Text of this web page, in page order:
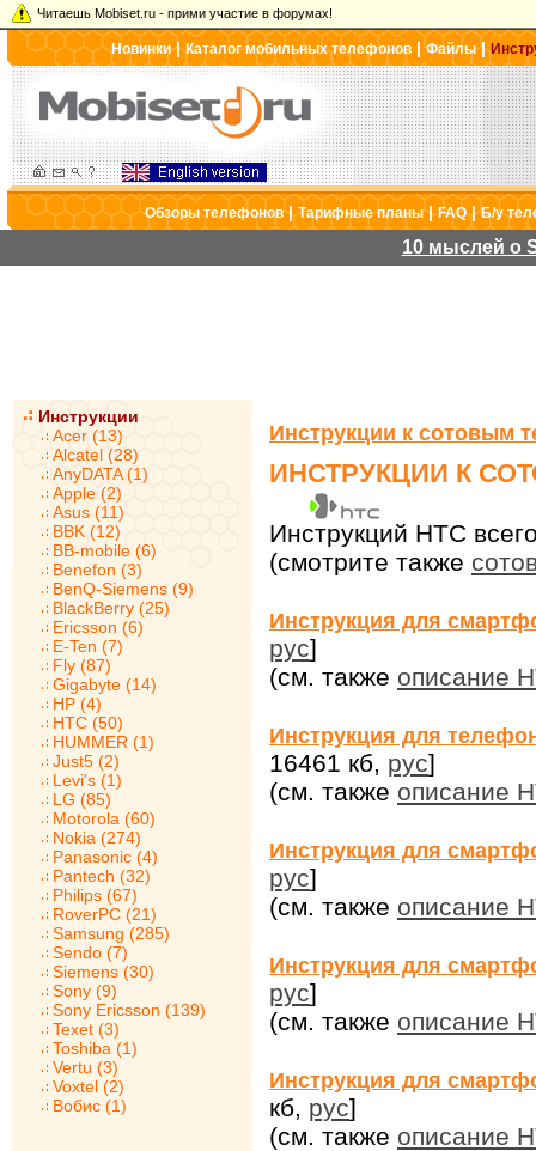
Читаешь Mobiset.ru - прими участие в форумах!
Новинки|Каталог мобильных телефонов |Файлы|
Обзоры телефонов|Тарифные планы|FAQ|Б/у
10 мыслей о
Инструкции
Acer (13)
Alcatel (28)
AnyDATA (1)
Apple (2)
Asus (11)
BBK (12)
BB-mobile (6)
Benefon (3)
BenQ-Siemens (9)
BlackBerry (25)
Ericsson (6)
E-Ten (7)
Fly (87)
Gigabyte (14)
HP (4)
HTC (50)
HUMMER (1)
Just5 (2)
Levi's (1)
LG (85)
Motorola (60)
Nokia (274)
Panasonic (4)
Pantech (32)
Philips (67)
RoverPC (21)
Samsung (285)
Sendo (7)
Siemens (30)
Sony (9)
Sony Ericsson (139)
Texet (3)
Toshiba (1)
Vertu (3)
Voxtel (2)
Вобис (1)
Инструкции к сотовым
ИНСТРУКЦИИ К
Инструкций HTC
(смотрите также
Инструкция для
рус]
(см. также описание
Инструкция для
16461 кб, рус]
(см. также описание
Инструкция для
рус]
(см. также описание
Инструкция для
рус]
(см. также описание
Инструкция для
кб, рус]
(см. также описание